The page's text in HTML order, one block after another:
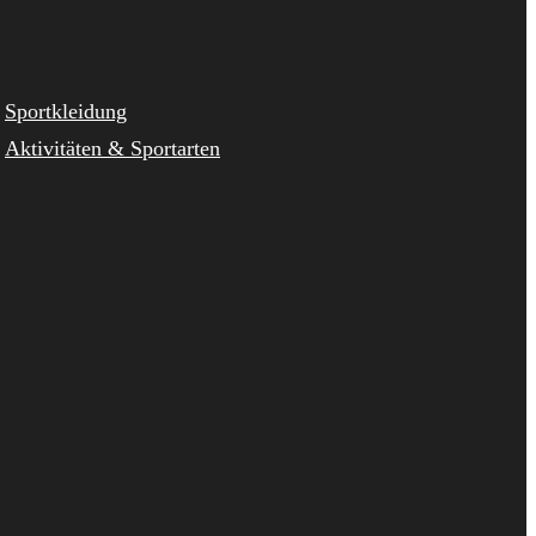
Sportkleidung
Aktivitäten & Sportarten